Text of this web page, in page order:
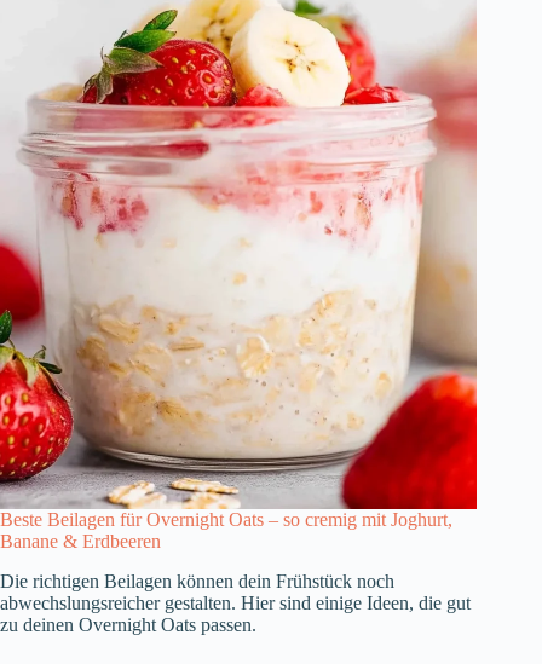
Beste Beilagen für Overnight Oats – so cremig mit Joghurt,
Banane & Erdbeeren
Die richtigen Beilagen können dein Frühstück noch
abwechslungsreicher gestalten. Hier sind einige Ideen, die gut
zu deinen Overnight Oats passen.